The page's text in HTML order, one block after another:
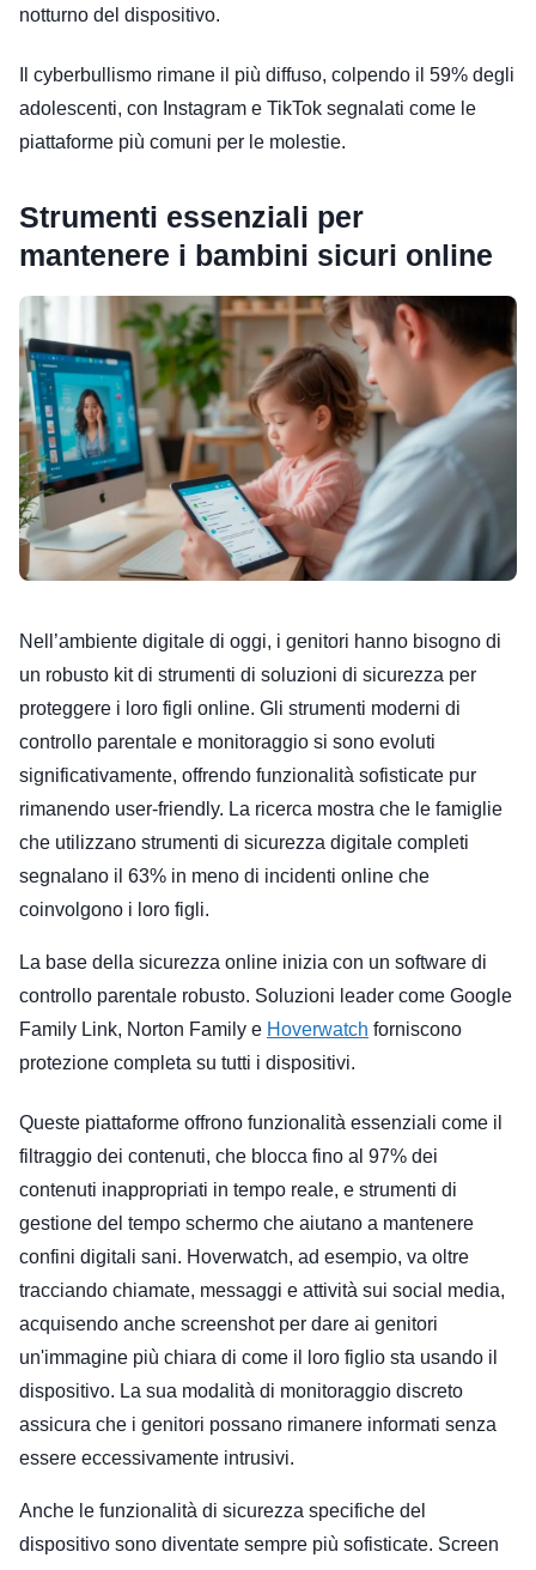
notturno del dispositivo.
Il cyberbullismo rimane il più diffuso, colpendo il 59% degli
adolescenti, con Instagram e TikTok segnalati come le
piattaforme più comuni per le molestie.
Strumenti essenziali per
mantenere i bambini sicuri online
Nell’ambiente digitale di oggi, i genitori hanno bisogno di
un robusto kit di strumenti di soluzioni di sicurezza per
proteggere i loro figli online. Gli strumenti moderni di
controllo parentale e monitoraggio si sono evoluti
significativamente, offrendo funzionalità sofisticate pur
rimanendo user-friendly. La ricerca mostra che le famiglie
che utilizzano strumenti di sicurezza digitale completi
segnalano il 63% in meno di incidenti online che
coinvolgono i loro figli.
La base della sicurezza online inizia con un software di
controllo parentale robusto. Soluzioni leader come Google
Family Link, Norton Family e Hoverwatch forniscono
protezione completa su tutti i dispositivi.
Queste piattaforme offrono funzionalità essenziali come il
filtraggio dei contenuti, che blocca fino al 97% dei
contenuti inappropriati in tempo reale, e strumenti di
gestione del tempo schermo che aiutano a mantenere
confini digitali sani. Hoverwatch, ad esempio, va oltre
tracciando chiamate, messaggi e attività sui social media,
acquisendo anche screenshot per dare ai genitori
un'immagine più chiara di come il loro figlio sta usando il
dispositivo. La sua modalità di monitoraggio discreto
assicura che i genitori possano rimanere informati senza
essere eccessivamente intrusivi.
Anche le funzionalità di sicurezza specifiche del
dispositivo sono diventate sempre più sofisticate. Screen